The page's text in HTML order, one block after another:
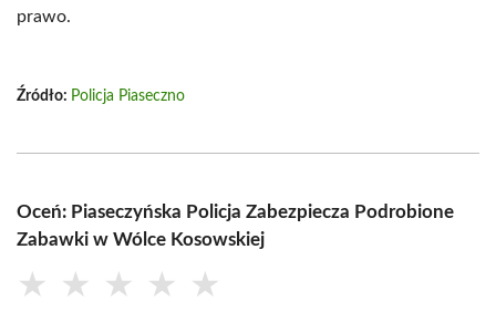
prawo.
Źródło: Policja Piaseczno
Oceń: Piaseczyńska Policja Zabezpiecza Podrobione
Zabawki w Wólce Kosowskiej
★ ★ ★ ★ ★